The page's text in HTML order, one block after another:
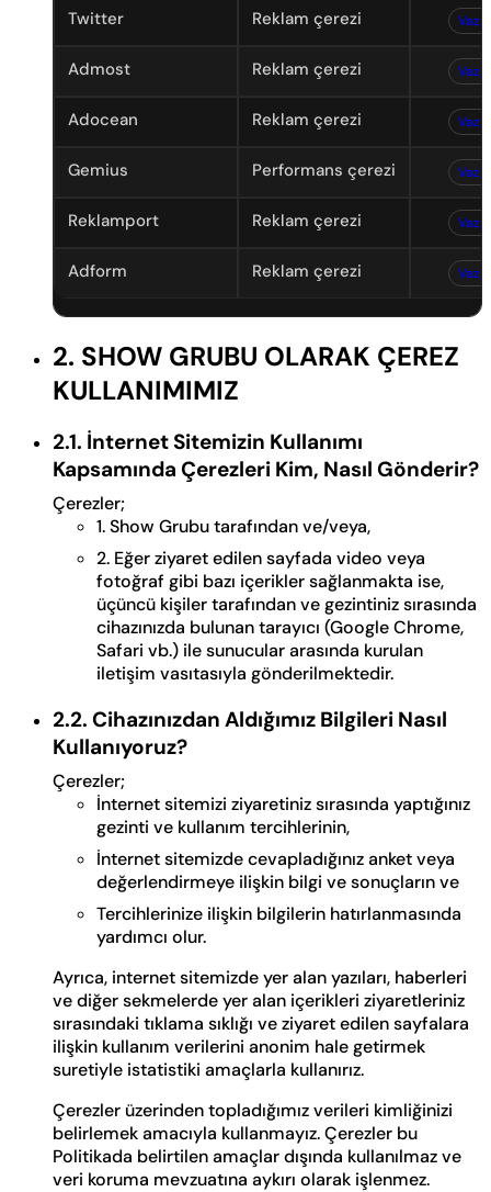
Twitter Reklam çerezi
Admost Reklam çerezi
Adocean Reklam çerezi
Gemius Performans çerezi
Reklamport Reklam çerezi
Adform Reklam çerezi
2. SHOW GRUBU OLARAK ÇEREZ
KULLANIMIMIZ
2.1. İnternet Sitemizin Kullanımı
Kapsamında Çerezleri Kim, Nasıl Gönderir?
Çerezler;
1. Show Grubu tarafından ve/veya,
2. Eğer ziyaret edilen sayfada video veya
fotoğraf gibi bazı içerikler sağlanmakta ise,
üçüncü kişiler tarafından ve gezintiniz sırasında
cihazınızda bulunan tarayıcı (Google Chrome,
Safari vb.) ile sunucular arasında kurulan
iletişim vasıtasıyla gönderilmektedir.
2.2. Cihazınızdan Aldığımız Bilgileri Nasıl
Kullanıyoruz?
Çerezler;
İnternet sitemizi ziyaretiniz sırasında yaptığınız
gezinti ve kullanım tercihlerinin,
İnternet sitemizde cevapladığınız anket veya
değerlendirmeye ilişkin bilgi ve sonuçların ve
Tercihlerinize ilişkin bilgilerin hatırlanmasında
yardımcı olur.
Ayrıca, internet sitemizde yer alan yazıları, haberleri
ve diğer sekmelerde yer alan içerikleri ziyaretleriniz
sırasındaki tıklama sıklığı ve ziyaret edilen sayfalara
ilişkin kullanım verilerini anonim hale getirmek
suretiyle istatistiki amaçlarla kullanırız.
Çerezler üzerinden topladığımız verileri kimliğinizi
belirlemek amacıyla kullanmayız. Çerezler bu
Politikada belirtilen amaçlar dışında kullanılmaz ve
veri koruma mevzuatına aykırı olarak işlenmez.